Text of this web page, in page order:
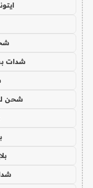
شدات
شحن